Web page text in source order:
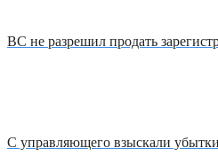
ВС не разрешил продать
С управляющего взыскали